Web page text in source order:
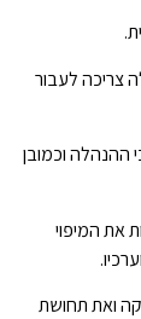
צריכה לעבור
ההנהלה וכמובן
את המיפוי
ואת תחושת